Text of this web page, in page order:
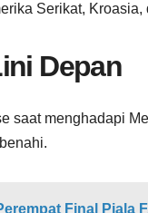
Serikat, Kroasia,
Depan
saat menghadapi
Final Piala